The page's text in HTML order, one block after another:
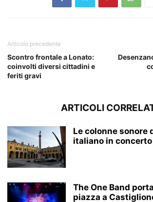
Articolo precedente
Scontro frontale a Lonato:
coinvolti diversi cittadini e
feriti gravi
ARTICOLI
Le colonne sonore
italiano in
The One Band
piazza a